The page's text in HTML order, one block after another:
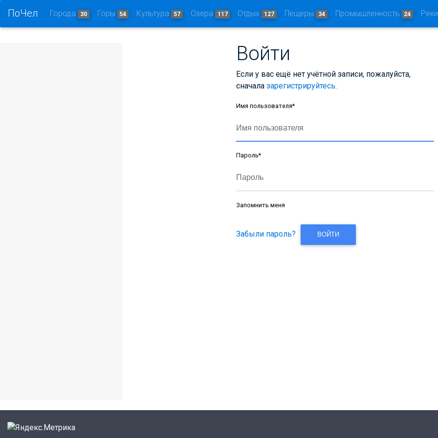
ПоЧел Города 30 Горы 54 Культура 57 Озера 117 Отдых 127 Пещеры 34 Промышленность 24
Войти
Если у вас ещё нет учётной записи, пожалуйста,
сначала зарегистрируйтесь.
Имя пользователя*
Пароль*
Запомнить меня
Забыли пароль? ВОЙТИ